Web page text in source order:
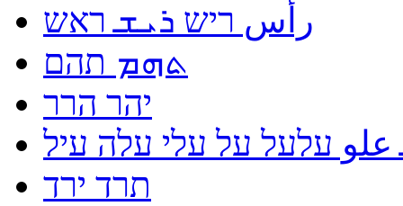
رأس ריש ܪܝܫ ראש
ܬܗܡ תהם
יהר הרר
עלעל על עלי עלה עיל
תרד ירד